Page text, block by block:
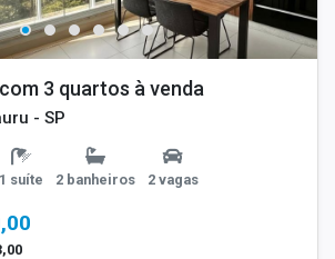
3 quartos à venda
- SP
1 suíte 2 banheiros 2 vagas